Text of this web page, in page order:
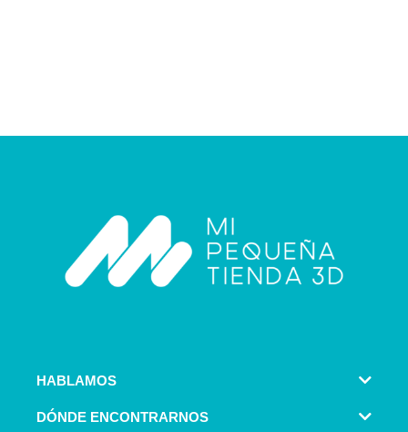
HABLAMOS
DÓNDE ENCONTRARNOS